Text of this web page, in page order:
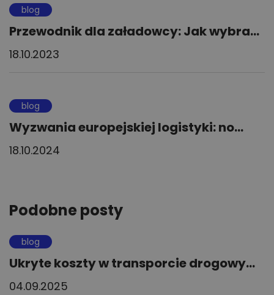
blog
Przewodnik dla załadowcy: Jak wybra...
18.10.2023
blog
Wyzwania europejskiej logistyki: no...
18.10.2024
Podobne posty
blog
Ukryte koszty w transporcie drogowy...
04.09.2025